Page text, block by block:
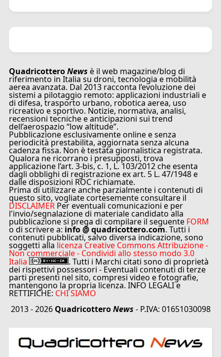
QuadricotteroNews è il web magazine/blog di
riferimento in Italia su droni, tecnologia e mobilità
aerea avanzata. Dal 2013 racconta l’evoluzione dei
sistemi a pilotaggio remoto: applicazioni industriali e
di difesa, trasporto urbano, robotica aerea, uso
ricreativo e sportivo. Notizie, normativa, analisi,
recensioni tecniche e anticipazioni sui trend
dell’aerospazio “low altitude”.
Pubblicazione esclusivamente online e senza
periodicità prestabilita, aggiornata senza alcuna
cadenza fissa. Non è testata giornalistica registrata.
Qualora ne ricorrano i presupposti, trova
applicazione l’art. 3-bis, c. 1, L. 103/2012 che esenta
dagli obblighi di registrazione ex art. 5 L. 47/1948 e
dalle disposizioni ROC richiamate.
Prima di utilizzare anche parzialmente i contenuti di
questo sito, vogliate cortesemente consultare il
DISCLAIMER Per eventuali comunicazioni e per
l'invio/segnalazione di materiale candidato alla
pubblicazione si prega di compilare il seguente FORM
o di scrivere a: info @ quadricottero.com. Tutti i
contenuti pubblicati, salvo diversa indicazione, sono
soggetti alla licenza Creative Commons Attribuzione -
Non commerciale - Condividi allo stesso modo 3.0
Italia . Tutti i Marchi citati sono di proprietà
dei rispettivi possessori - Eventuali contenuti di terze
parti presenti nel sito, compresi video e fotografie,
mantengono la propria licenza. INFO LEGALI e
RETTIFICHE: CHI SIAMO
2013 - 2026 QuadricotteroNews - P.IVA: 01651030098